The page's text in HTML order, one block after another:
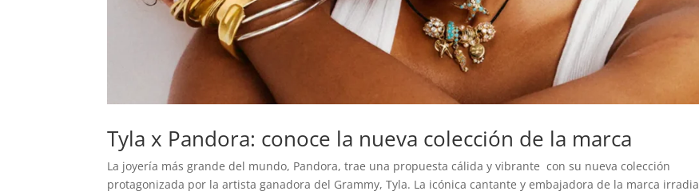
Tyla x Pandora: conoce la nueva colección de la marca
La joyería más grande del mundo, Pandora, trae una propuesta cálida y vibrante con su nueva colección
protagonizada por la artista ganadora del Grammy, Tyla. La icónica cantante y embajadora de la marca irradia